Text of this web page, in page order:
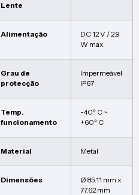
Lente
Alimentação
DC 12 V / 2.9
W max.
Grau de
protecção
Impermeável
IP67
Temp.
funcionamento
-40º C ~
+60º C
Material Metal
Dimensões
Ø 85.11 mm x
77.62 mm